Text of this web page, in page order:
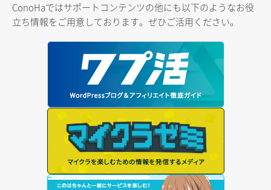
ConoHaではサポートコンテンツの他にも以下のようなお役
立ち情報をご用意しております。ぜひご活用ください。